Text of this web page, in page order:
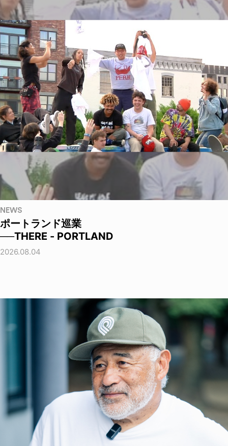
NEWS
ポートランド巡業
──THERE - PORTLAND
2026.08.04